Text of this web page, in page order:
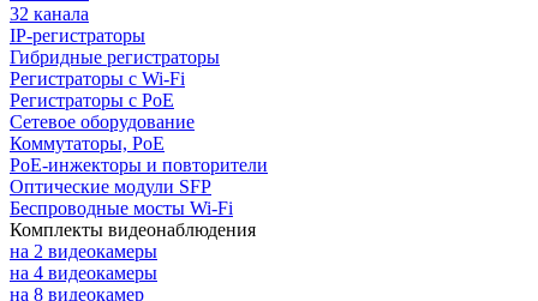
32 канала
IP-регистраторы
Гибридные регистраторы
Регистраторы с Wi-Fi
Регистраторы с PoE
Сетевое оборудование
Коммутаторы, PoE
PoE-инжекторы и повторители
Оптические модули SFP
Беспроводные мосты Wi-Fi
Комплекты видеонаблюдения
на 2 видеокамеры
на 4 видеокамеры
на 8 видеокамер